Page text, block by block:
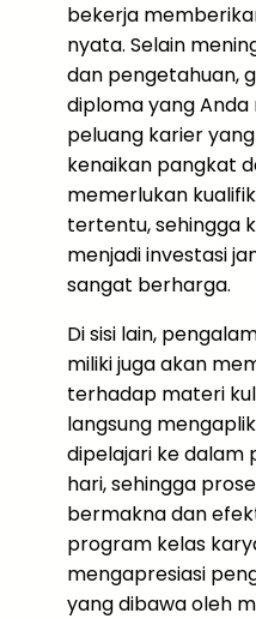
bekerja
nyata. Selain
dan pengetahuan,
diploma yang
peluang karier yang
kenaikan pangkat
memerlukan
tertentu, sehingga
menjadi investasi
sangat berharga.
Di sisi lain,
miliki juga akan
terhadap materi
langsung
dipelajari ke dalam
hari, sehingga
bermakna dan
program kelas
mengapresiasi
yang dibawa oleh